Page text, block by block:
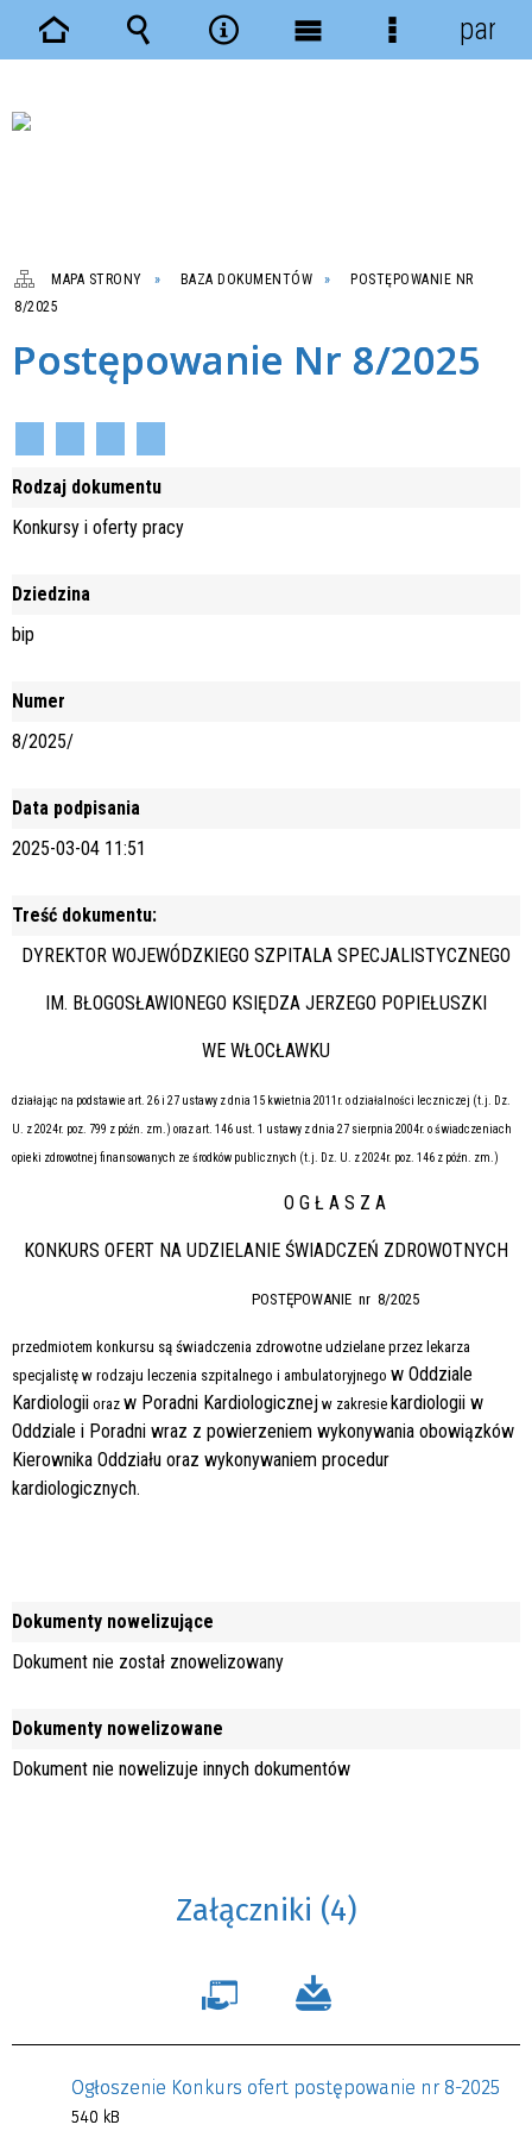
MAPA STRONY BAZA DOKUMENTÓW
POSTĘPOWANIE NR
8/2025
Postępowanie Nr 8/2025
Rodzaj dokumentu
Konkursy i oferty pracy
Dziedzina
bip
Numer
8/2025/
Data podpisania
2025-03-04 11:51
Treść dokumentu:
DYREKTOR WOJEWÓDZKIEGO SZPITALA SPECJALISTYCZNEGO
IM. BŁOGOSŁAWIONEGO KSIĘDZA JERZEGO POPIEŁUSZKI
WE WŁOCŁAWKU
działając na podstawie art. 26 i 27 ustawy z dnia 15 kwietnia 2011r. o działalności leczniczej (t.j. Dz.
U. z 2024r. poz. 799 z późn. zm.) oraz art. 146 ust. 1 ustawy z dnia 27 sierpnia 2004r. o świadczeniach
opieki zdrowotnej finansowanych ze środków publicznych (t.j. Dz. U. z 2024r. poz. 146 z późn. zm.)
O G Ł A S Z A
KONKURS OFERT NA UDZIELANIE ŚWIADCZEŃ ZDROWOTNYCH
POSTĘPOWANIE nr 8/2025
przedmiotem konkursu są świadczenia zdrowotne udzielane przez lekarza
specjalistę w rodzaju leczenia szpitalnego i ambulatoryjnego w Oddziale
Kardiologii oraz w Poradni Kardiologicznej w zakresie kardiologii w
Oddziale i Poradni wraz z powierzeniem wykonywania obowiązków
Kierownika Oddziału oraz wykonywaniem procedur
kardiologicznych.
Dokumenty nowelizujące
Dokument nie został znowelizowany
Dokumenty nowelizowane
Dokument nie nowelizuje innych dokumentów
Załączniki (4)
Ogłoszenie Konkurs ofert postępowanie nr 8-2025
540 kB
Strona Wyszukiwarka
NarzędziaMenu
Menu
panel